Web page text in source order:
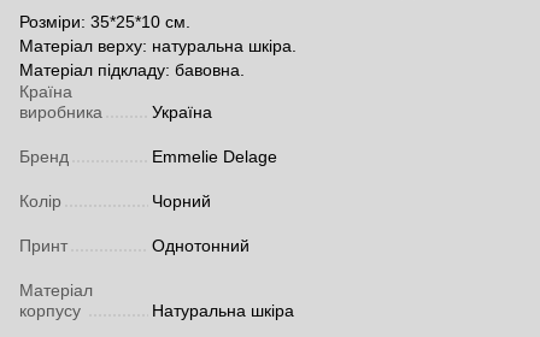
Розміри: 35*25*10 см.
Матеріал верху: натуральна шкіра.
Матеріал підкладу: бавовна.
Країна
виробника
Україна
Бренд Emmelie Delage
Колір Чорний
Принт Однотонний
Матеріал
корпусу
Натуральна шкіра